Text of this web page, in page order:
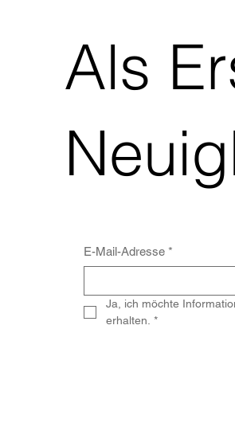
Als
E-Mail-Adresse *
Ja, ich möchte
erhalten. *